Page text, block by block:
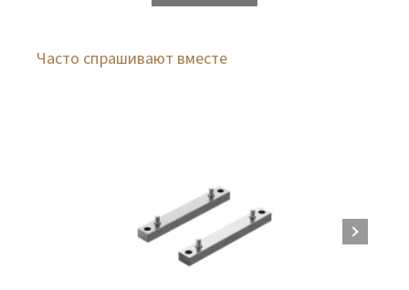
Часто спрашивают вместе